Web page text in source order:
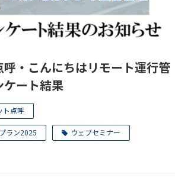
呼・こんにちはリモート運行管
ート結果
ト点呼
ラン2025 ウェブセミナー